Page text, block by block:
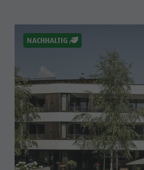
NACHHALTIG